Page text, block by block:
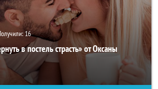
16
в постель страсть» от Оксаны